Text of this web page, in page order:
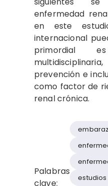
enfermedad
en este
internacional
primordial
prevención e
como factor de
renal crónica.
Palabras
clave: